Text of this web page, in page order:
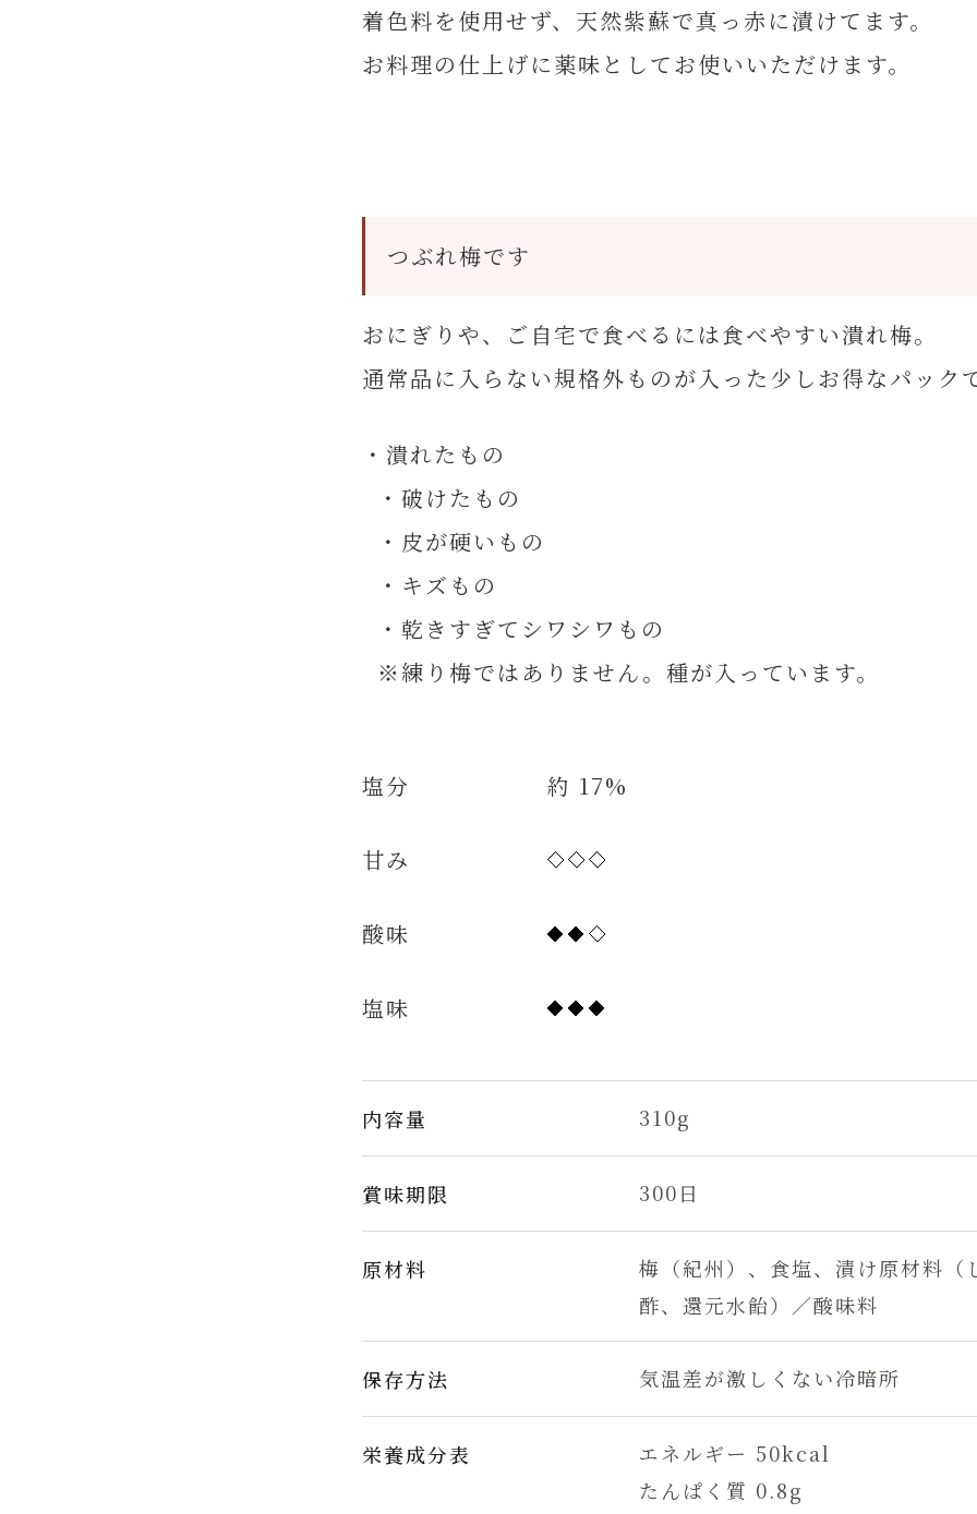
着色料を使用せず、天然紫蘇で真っ赤に漬けてます。
お料理の仕上げに薬味としてお使いいただけます。
つぶれ梅です
おにぎりや、ご自宅で食べるには食べやすい潰れ梅。
通常品に入らない規格外ものが入った少しお得なパック
・潰れたもの
・破けたもの
・皮が硬いもの
・キズもの
・乾きすぎてシワシワもの
※練り梅ではありません。種が入っています。
塩分 約 17%
甘み
酸味
塩味
内容量 310g
賞味期限 300日
原材料
梅（紀州）、食塩、漬け原材料（
酢、還元水飴）／酸味料
保存方法 気温差が激しくない冷暗所
栄養成分表
エネルギー 50kcal
たんぱく質 0.8g